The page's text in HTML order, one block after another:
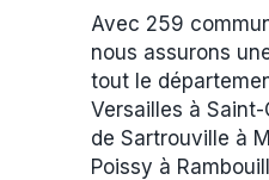
Avec 259
nous assurons
tout le
Versailles à
de Sartrouville à
Poissy à